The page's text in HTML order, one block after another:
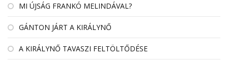
MI ÚJSÁG FRANKÓ MELINDÁVAL?
GÁNTON JÁRT A KIRÁLYNŐ
A KIRÁLYNŐ TAVASZI FELTÖLTŐDÉSE